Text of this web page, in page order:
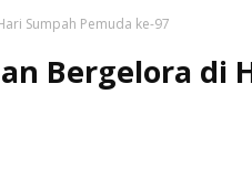
Sumpah Pemuda ke-97
Bergelora di